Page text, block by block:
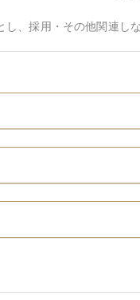
、採用・その他関連し